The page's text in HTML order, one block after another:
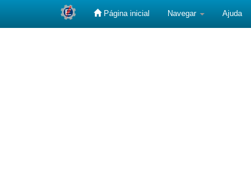
Página inicial Navegar Ajuda